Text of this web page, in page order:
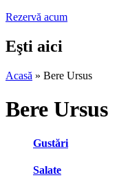
Rezervă acum
Eşti aici
Acasă » Bere Ursus
Bere Ursus
Gustări
Salate